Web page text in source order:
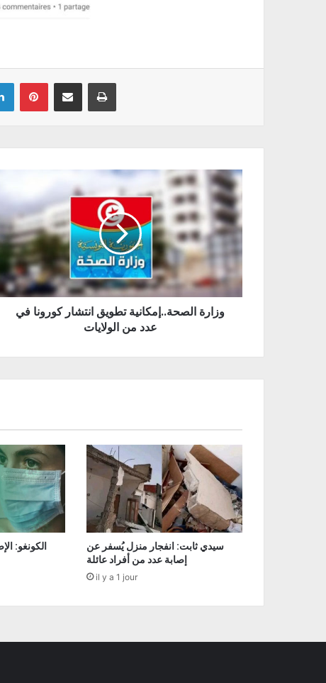
Linkedin Pinterest Partager par email Imprimer
وزارة الصحة..إمكانية تطويق انتشار كورونا في
عدد من الولايات
سيدي ثابت: انفجار منزل يُسفر عن
إصابة عدد من أفراد عائلة
il y a 1 jour